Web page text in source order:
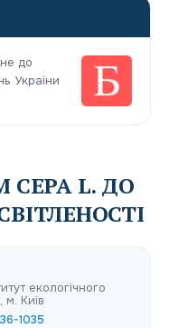
L. ДО
екологічного
м. Київ
1035
до
України